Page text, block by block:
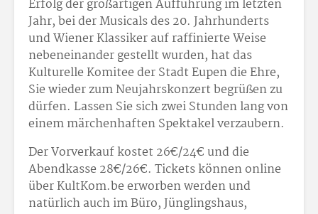
Erfolg der großartigen Aufführung im letzten
Jahr, bei der Musicals des 20. Jahrhunderts
und Wiener Klassiker auf raffinierte Weise
nebeneinander gestellt wurden, hat das
Kulturelle Komitee der Stadt Eupen die Ehre,
Sie wieder zum Neujahrskonzert begrüßen zu
dürfen. Lassen Sie sich zwei Stunden lang von
einem märchenhaften Spektakel verzaubern.
Der Vorverkauf kostet 26€/24€ und die
Abendkasse 28€/26€. Tickets können online
über KultKom.be erworben werden und
natürlich auch im Büro, Jünglingshaus,